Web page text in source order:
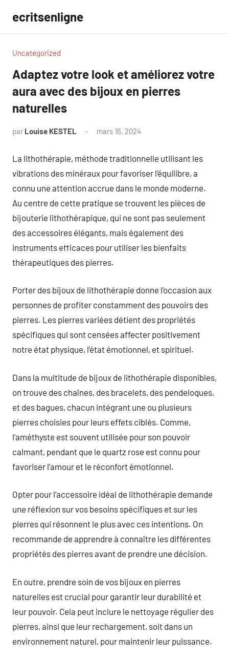
contenu
ecritsenligne
Uncategorized
Adaptez votre look et améliorez votre
aura avec des bijoux en pierres
naturelles
par Louise KESTEL mars 16, 2024
La lithothérapie, méthode traditionnelle utilisant les
vibrations des minéraux pour favoriser l’équilibre, a
connu une attention accrue dans le monde moderne.
Au centre de cette pratique se trouvent les pièces de
bijouterie lithothérapique, qui ne sont pas seulement
des accessoires élégants, mais également des
instruments efficaces pour utiliser les bienfaits
thérapeutiques des pierres.
Porter des bijoux de lithothérapie donne l’occasion aux
personnes de profiter constamment des pouvoirs des
pierres. Les pierres variées détient des propriétés
spécifiques qui sont censées affecter positivement
notre état physique, l’état émotionnel, et spirituel.
Dans la multitude de bijoux de lithothérapie disponibles,
on trouve des chaînes, des bracelets, des pendeloques,
et des bagues, chacun intégrant une ou plusieurs
pierres choisies pour leurs effets ciblés. Comme,
l’améthyste est souvent utilisée pour son pouvoir
calmant, pendant que le quartz rose est connu pour
favoriser l’amour et le réconfort émotionnel.
Opter pour l’accessoire idéal de lithothérapie demande
une réflexion sur vos besoins spécifiques et sur les
pierres qui résonnent le plus avec ces intentions. On
recommande de apprendre à connaître les différentes
propriétés des pierres avant de prendre une décision.
En outre, prendre soin de vos bijoux en pierres
naturelles est crucial pour garantir leur durabilité et
leur pouvoir. Cela peut inclure le nettoyage régulier des
pierres, ainsi que leur rechargement, soit dans un
environnement naturel, pour maintenir leur puissance.